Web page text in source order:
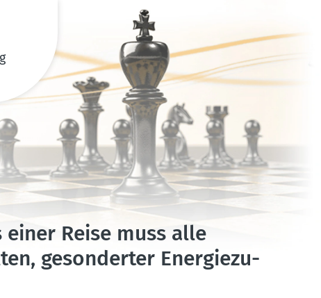
einer Reise muss alle
geson­derter Energie­zu­